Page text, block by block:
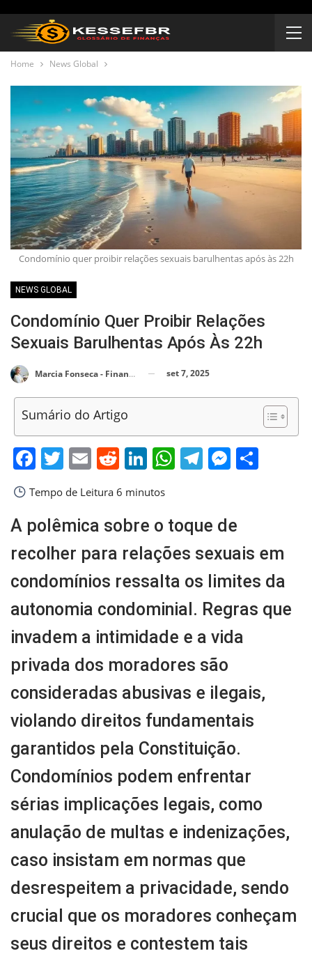
Home News Global
Condomínio quer proibir relações sexuais barulhentas após às 22h
NEWS GLOBAL
Condomínio Quer Proibir Relações
Sexuais Barulhentas Após Às 22h
Marcia Fonseca - Financial Consultant set 7, 2025
Sumário do Artigo
Facebook
Twitter
EmailReddit
LinkedIn
WhatsApp
Telegram
Tempo de Leitura 6 minutos
A polêmica sobre o toque de
recolher para relações sexuais em
condomínios ressalta os limites da
autonomia condominial. Regras que
invadem a intimidade e a vida
privada dos moradores são
consideradas abusivas e ilegais,
violando direitos fundamentais
garantidos pela Constituição.
Condomínios podem enfrentar
sérias implicações legais, como
anulação de multas e indenizações,
caso insistam em normas que
desrespeitem a privacidade, sendo
crucial que os moradores conheçam
seus direitos e contestem tais